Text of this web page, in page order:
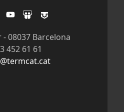
08037 Barcelona
452 61 61